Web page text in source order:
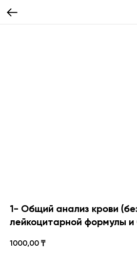
1- Общий анализ крови
лейкоцитарной формулы
1000,00 ₸